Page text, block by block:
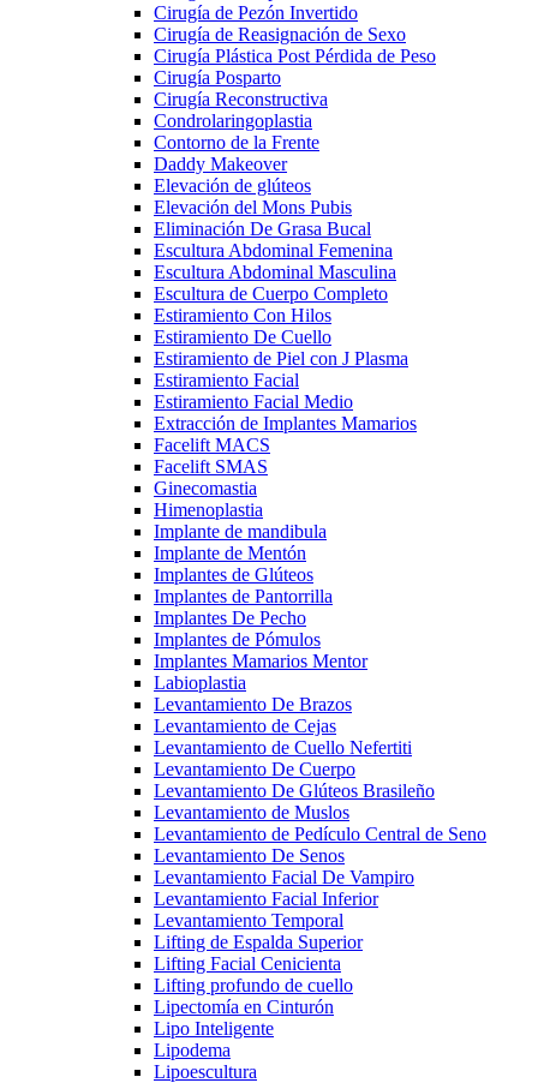
Cirugía de Pezón Invertido
Cirugía de Reasignación de Sexo
Cirugía Plástica Post Pérdida de Peso
Cirugía Posparto
Cirugía Reconstructiva
Condrolaringoplastia
Contorno de la Frente
Daddy Makeover
Elevación de glúteos
Elevación del Mons Pubis
Eliminación De Grasa Bucal
Escultura Abdominal Femenina
Escultura Abdominal Masculina
Escultura de Cuerpo Completo
Estiramiento Con Hilos
Estiramiento De Cuello
Estiramiento de Piel con J Plasma
Estiramiento Facial
Estiramiento Facial Medio
Extracción de Implantes Mamarios
Facelift MACS
Facelift SMAS
Ginecomastia
Himenoplastia
Implante de mandibula
Implante de Mentón
Implantes de Glúteos
Implantes de Pantorrilla
Implantes De Pecho
Implantes de Pómulos
Implantes Mamarios Mentor
Labioplastia
Levantamiento De Brazos
Levantamiento de Cejas
Levantamiento de Cuello Nefertiti
Levantamiento De Cuerpo
Levantamiento De Glúteos Brasileño
Levantamiento de Muslos
Levantamiento de Pedículo Central de Seno
Levantamiento De Senos
Levantamiento Facial De Vampiro
Levantamiento Facial Inferior
Levantamiento Temporal
Lifting de Espalda Superior
Lifting Facial Cenicienta
Lifting profundo de cuello
Lipectomía en Cinturón
Lipo Inteligente
Lipodema
Lipoescultura